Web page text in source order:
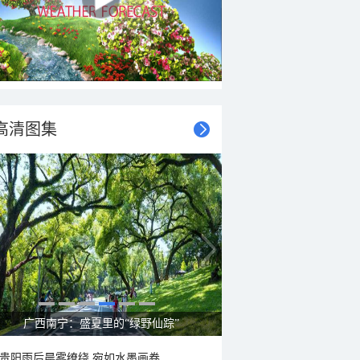
清图集
呼伦贝尔草原 藏着最治愈的蓝天白云